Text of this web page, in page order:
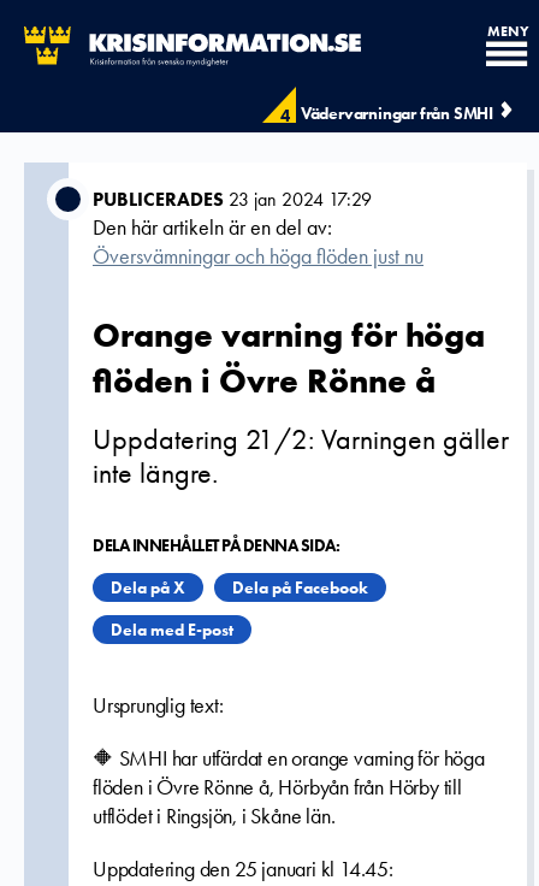
4 Vädervarningar från SMHI
MENY
PUBLICERADES 23 jan 2024 17:29
Den här artikeln är en del av:
Översvämningar och höga flöden just nu
Orange varning för höga
flöden i Övre Rönne å
Uppdatering 21/2: Varningen gäller
inte längre.
DELA INNEHÅLLET PÅ DENNA SIDA:
Dela på X
Dela på Facebook
Dela med E-post
Ursprunglig text:
🔶 SMHI har utfärdat en orange varning för höga
flöden i Övre Rönne å, Hörbyån från Hörby till
utflödet i Ringsjön, i Skåne län.
Uppdatering den 25 januari kl 14.45: